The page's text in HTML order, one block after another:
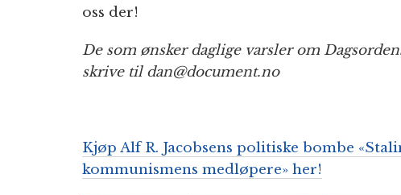
oss der!
De som ønsker daglige varsler om
skrive til dan@document.no
Kjøp Alf R. Jacobsens politiske bombe
kommunismens medløpere» her!